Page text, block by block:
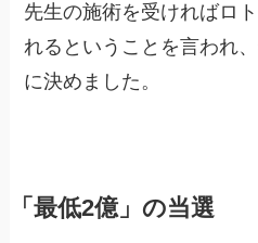
先生の施術を受ければロ
れるということを言われ
に決めました。
「最低2億」の当選